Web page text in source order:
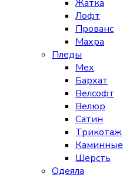
Жатка
Лофт
Прованс
Махра
Пледы
Мех
Бархат
Велсофт
Велюр
Сатин
Трикотаж
Каминные
Шерсть
Одеяла